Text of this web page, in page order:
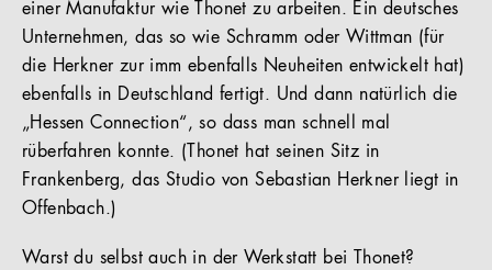
einer Manufaktur wie Thonet zu arbeiten. Ein deutsches
Unternehmen, das so wie Schramm oder Wittman (für
die Herkner zur imm ebenfalls Neuheiten entwickelt hat)
ebenfalls in Deutschland fertigt. Und dann natürlich die
„Hessen Connection“, so dass man schnell mal
rüberfahren konnte. (Thonet hat seinen Sitz in
Frankenberg, das Studio von Sebastian Herkner liegt in
Offenbach.)
Warst du selbst auch in der Werkstatt bei Thonet?